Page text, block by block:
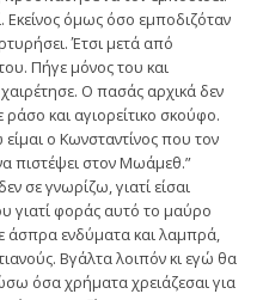
Εκείνος όμως όσο εμποδιζόταν
Έτσι μετά από
Πήγε μόνος του και
Ο πασάς αρχικά δεν
και αγιορείτικο σκούφο.
ο Κωνσταντίνος που τον
πιστέψει στον Μωάμεθ.”
σε γνωρίζω, γιατί είσαι
γιατί φοράς αυτό το μαύρο
άσπρα ενδύματα και λαμπρά,
Βγάλτα λοιπόν κι εγώ θα
όσα χρήματα χρειάζεσαι για